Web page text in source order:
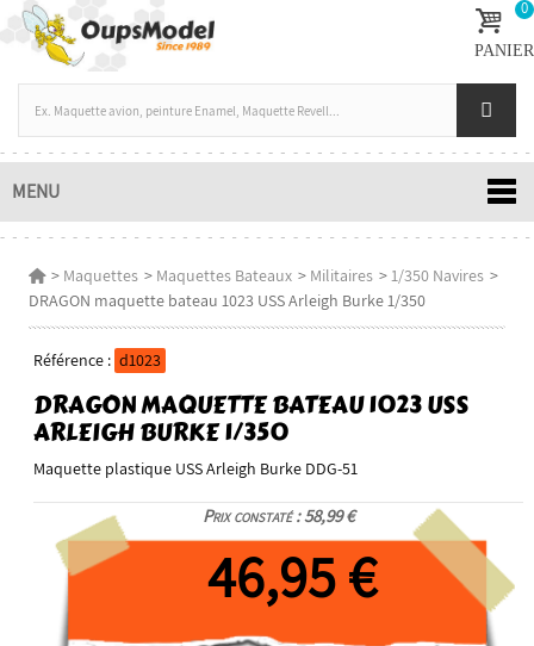
0
PANIER
MENU
> Maquettes > Maquettes Bateaux > Militaires >1/350 Navires >
DRAGON maquette bateau 1023 USS Arleigh Burke 1/350
Référence : d1023
DRAGON MAQUETTE BATEAU 1023 USS
ARLEIGH BURKE 1/350
Maquette plastique USS Arleigh Burke DDG-51
Prix constaté : 58,99 €
46,95 €